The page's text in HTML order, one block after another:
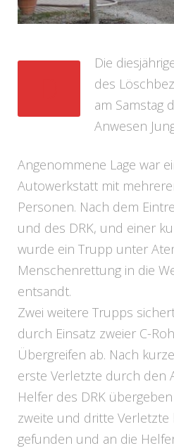
Die
des
am Samstag
Anwesen
Angenommene Lage war
Autowerkstatt mit
Personen. Nach dem
und des DRK, und einer
wurde ein Trupp unter
Menschenrettung in die
entsandt.
Zwei weitere Trupps
durch Einsatz zweier C-
Übergreifen ab. Nach
erste Verletzte durch den
Helfer des DRK
zweite und dritte
gefunden und an die